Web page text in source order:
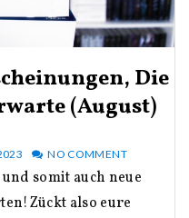
Die
(August)
NO COMMENT
also eure